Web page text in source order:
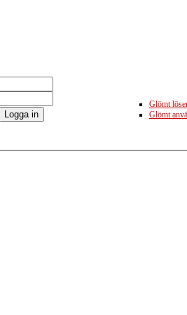
Logga in
Glömt
Glömt